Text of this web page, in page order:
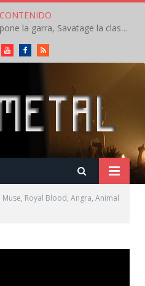
Crónica: Slaugther to Prevail pone la garra, Savatage la clase en la apertura del Leyendas del Rock – Miércoles – Agosto 2026
YoutubeFacebookRSS
Muse, Royal Blood, Angra, Animal